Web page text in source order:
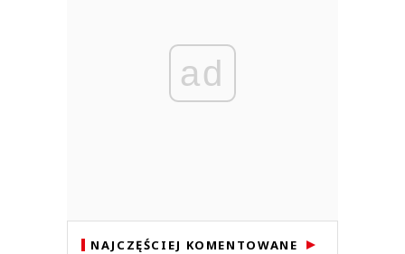
ad
NAJCZĘŚCIEJ KOMENTOWANE